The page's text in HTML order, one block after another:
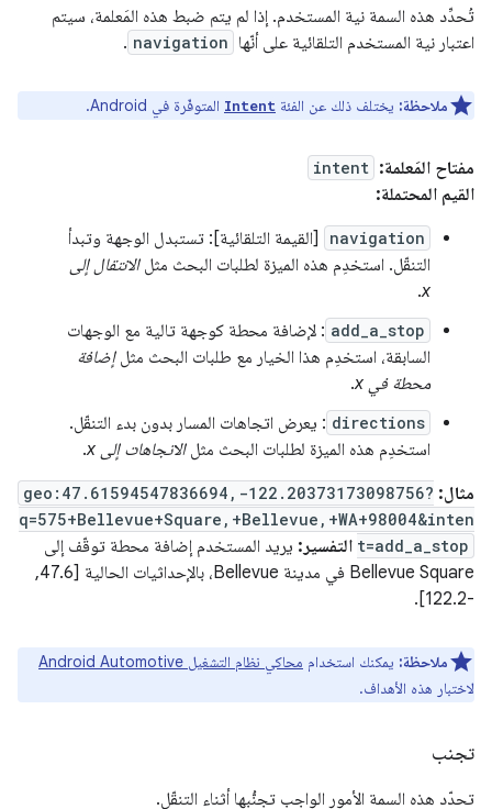
تُحدِّد هذه السمة نية المستخدم. إذا لم يتم ضبط هذه المَعلمة، سيتم
اعتبار نية المستخدم التلقائية على أنّها navigation
.
ملاحظة: يختلف ذلك عن الفئة Intent المتوفّرة في Android.
مفتاح المَعلمة: intent
القيم المحتملة:
navigation
[القيمة التلقائية]: تستبدل الوجهة وتبدأ
التنقّل. استخدِم هذه الميزة لطلبات البحث مثلالانتقال إلى
x
.
add_a_stop : لإضافة محطة كوجهة تالية مع الوجهات
السابقة، استخدِم هذا الخيار مع طلبات البحث مثلإضافة
محطة في x
.
directions : يعرض اتجاهات المسار بدون بدء التنقّل.
استخدِم هذه الميزة لطلبات البحث مثلالاتجاهات إلى x
.
مثال: geo:47.61594547836694,-122.20373173098756?
q=575+Bellevue+Square,+Bellevue,+WA+98004&inten
t=add_a_stop التفسير: يريد المستخدم إضافة محطة توقّف إلى
Bellevue Square في مدينة Bellevue، بالإحداثيات الحالية [47.6,
-122.2].
ملاحظة: يمكنك استخدام محاكي نظام التشغيل Android Automotive
لاختبار هذه الأهداف.
تجنب
تحدّد هذه السمة الأمور الواجب تجنُّبها أثناء التنقّل.